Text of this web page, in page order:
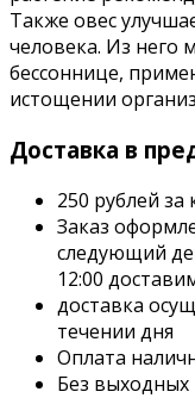
Также овес
человека. Из него
бессоннице,
истощении
Доставка в
250 рублей за
Заказ
следующий
12:00
доставка
течении дня
Оплата
Без выходных